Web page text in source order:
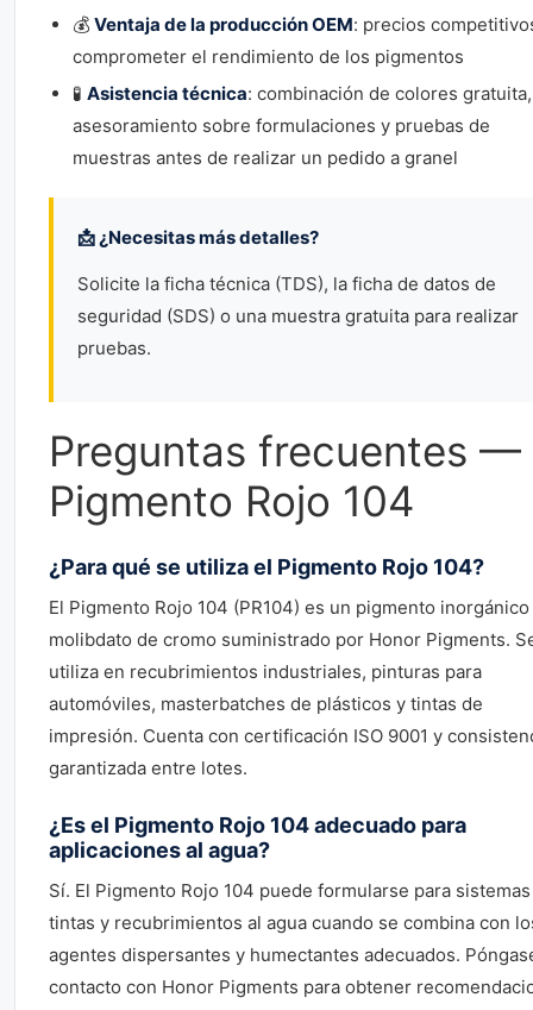
💰 Ventaja de la producción OEM: precios
comprometer el rendimiento de los pigmentos
🧪 Asistencia técnica: combinación de colores gratuita,
asesoramiento sobre formulaciones y pruebas de
muestras antes de realizar un pedido a granel
📩 ¿Necesitas más detalles?
Solicite la ficha técnica (TDS), la ficha de datos de
seguridad (SDS) o una muestra gratuita para realizar
pruebas.
Preguntas frecuentes —
Pigmento Rojo 104
¿Para qué se utiliza el Pigmento Rojo 104?
El Pigmento Rojo 104 (PR104) es un pigmento
molibdato de cromo suministrado por Honor Pigments.
utiliza en recubrimientos industriales, pinturas para
automóviles, masterbatches de plásticos y tintas de
impresión. Cuenta con certificación ISO 9001 y
garantizada entre lotes.
¿Es el Pigmento Rojo 104 adecuado para
aplicaciones al agua?
Sí. El Pigmento Rojo 104 puede formularse para
tintas y recubrimientos al agua cuando se combina con
agentes dispersantes y humectantes adecuados.
contacto con Honor Pigments para obtener